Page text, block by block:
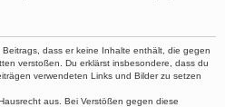
dass er keine Inhalte enthält, die gegen
verstoßen. Du erklärst insbesondere, dass du
verwendeten Links und Bilder zu setzen
aus. Bei Verstößen gegen diese